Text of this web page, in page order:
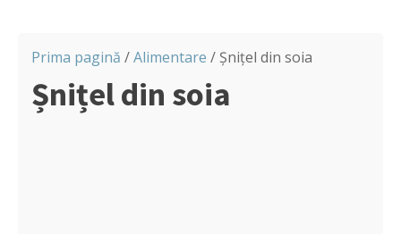
Panificatie
Sare industriala
Prima pagină /Alimentare / Șnițel din soia
Șnițel din soia